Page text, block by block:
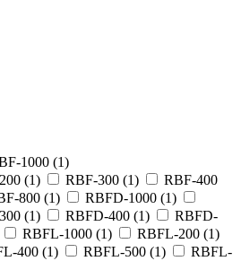
1000 (1)
(1) RBF-300 (1)
RBF-400
800 (1) RBFD-1000 (1)
(1) RBFD-400 (1)
RBFD-
RBFL-1000 (1) RBFL-200 (1)
400 (1) RBFL-500 (1)
RBFL-